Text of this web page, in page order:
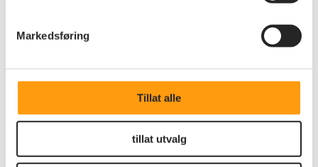
Markedsføring
Tillat alle
tillat utvalg